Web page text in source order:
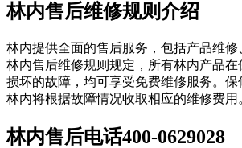
林内售后维修规则介绍
林内提供全面的售后服务，包括产品维修
林内售后维修规则规定，所有林内产品
损坏的故障，均可享受免费维修服务。保
林内将根据故障情况收取相应的维修费用
林内售后电话400-0629028